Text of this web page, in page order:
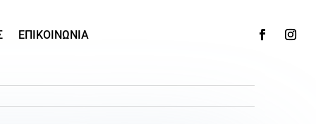
ΕΠΙΚΟΙΝΩΝΙΑ